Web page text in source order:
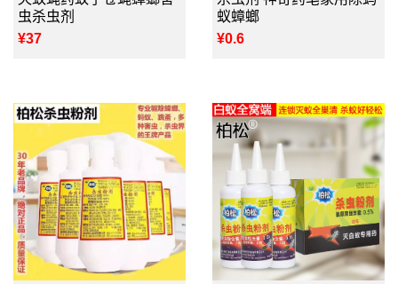
虫杀虫剂
¥37
蚁蟑螂
¥0.6